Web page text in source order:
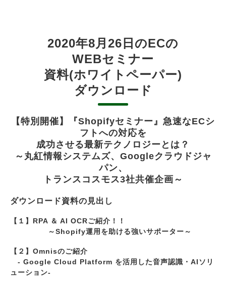
2020年8月26日のECの
WEBセミナー
資料(ホワイトペーパー)
ダウンロード
【特別開催】『Shopifyセミナー』急速なECシ
フトへの対応を
成功させる最新テクノロジーとは？
～丸紅情報システムズ、Googleクラウドジャ
パン、
トランスコスモス3社共催企画～
ダウンロード資料の見出し
【１】RPA ＆ AI OCRご紹介！！
～Shopify運用を助ける強いサポーター～
【２】Omnisのご紹介
- Google Cloud Platform を活用した音声認識・AIソリ
ューション-